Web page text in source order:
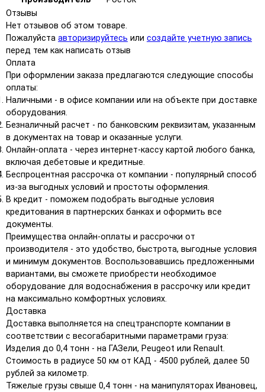
Отзывы
Нет отзывов об этом товаре.
Пожалуйста авторизируйтесь или создайте учетную запись
перед тем как написать отзыв
Оплата
При оформлении заказа предлагаются следующие способы
оплаты:
Наличными - в офисе компании или на объекте при доставке
оборудования.
Безналичный расчет - по банковским реквизитам, указанным
в документах на товар и оказанные услуги.
Онлайн-оплата - через интернет-кассу картой любого банка,
включая дебетовые и кредитные.
Беспроцентная рассрочка от компании - популярный способ
из-за выгодных условий и простоты оформления.
В кредит - поможем подобрать выгодные условия
кредитования в партнерских банках и оформить все
документы.
Преимущества онлайн-оплаты и рассрочки от
производителя - это удобство, быстрота, выгодные условия
и минимум документов. Воспользовавшись предложенными
вариантами, вы сможете приобрести необходимое
оборудование для водоснабжения в рассрочку или кредит
на максимально комфортных условиях.
Доставка
Доставка выполняется на спецтранспорте компании в
соответствии с весогабаритными параметрами груза:
Изделия до 0,4 тонн - на ГАЗели, Peugeot или Renault.
Стоимость в радиусе 50 км от КАД - 4500 рублей, далее 50
рублей за километр.
Тяжелые грузы свыше 0,4 тонн - на манипуляторах Ивановец,